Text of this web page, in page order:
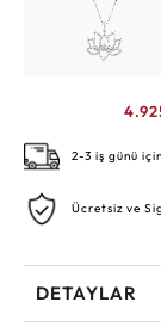
2-3 iş günü
Ücretsiz ve
DETAYLAR